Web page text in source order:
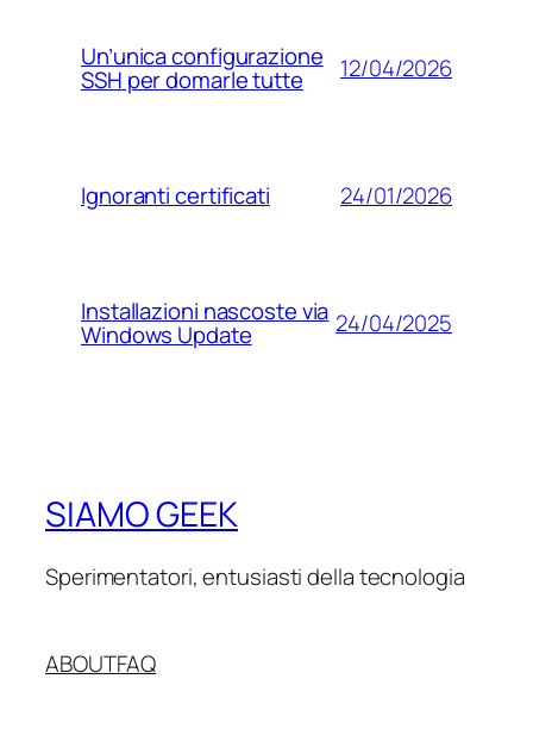
Un’unica configurazione
SSH per domarle tutte 12/04/2026
Ignoranti certificati 24/01/2026
Installazioni nascoste via
Windows Update 24/04/2025
SIAMO GEEK
Sperimentatori, entusiasti della tecnologia
ABOUTFAQ